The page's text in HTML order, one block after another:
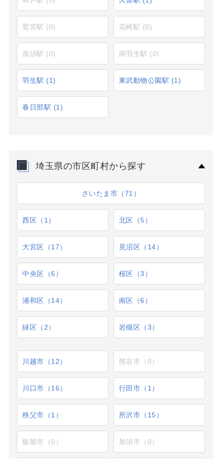
鷲宮駅 (0) 花崎駅 (0)
加須駅 (0) 南羽生駅 (0)
羽生駅 (1) 東武動物公園駅 (1)
春日部駅 (1)
埼玉県の市区町村から探す
さいたま市（71）
西区（1） 北区（5）
大宮区（17） 見沼区（14）
中央区（6） 桜区（3）
浦和区（14） 南区（6）
緑区（2） 岩槻区（3）
川越市（12） 熊谷市（0）
川口市（16） 行田市（1）
秩父市（1） 所沢市（15）
飯能市（0） 加須市（0）